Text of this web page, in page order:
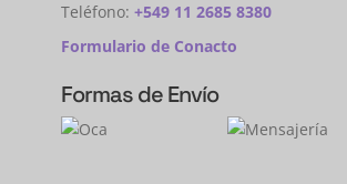
Teléfono: +549 11 2685 8380
Formulario de Conacto
Formas de Envío